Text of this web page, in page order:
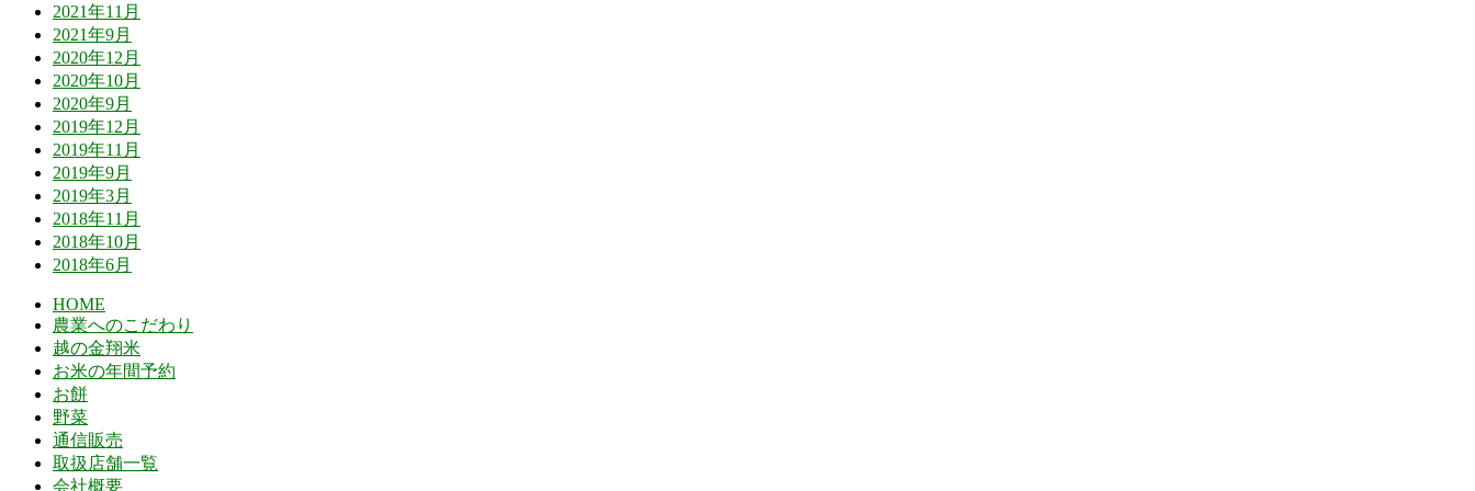
2021年11月
2021年9月
2020年12月
2020年10月
2020年9月
2019年12月
2019年11月
2019年9月
2019年3月
2018年11月
2018年10月
2018年6月
HOME
農業へのこだわり
越の金翔米
お米の年間予約
お餅
野菜
通信販売
取扱店舗一覧
会社概要